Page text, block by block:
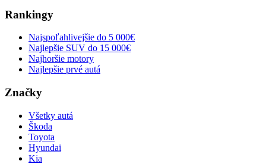
Rankingy
Najspoľahlivejšie do 5 000€
Najlepšie SUV do 15 000€
Najhoršie motory
Najlepšie prvé autá
Značky
Všetky autá
Škoda
Toyota
Hyundai
Kia